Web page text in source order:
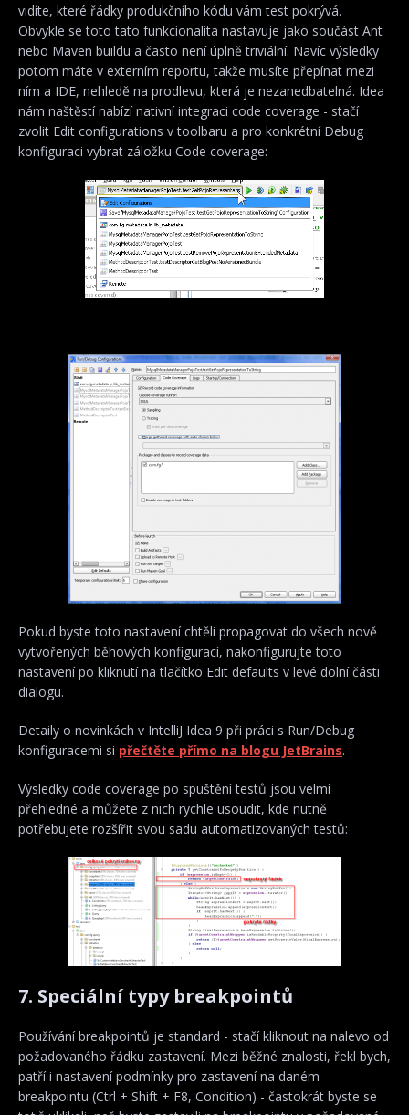
vidíte, které řádky produkčního kódu vám test pokrývá.
Obvykle se toto tato funkcionalita nastavuje jako součást Ant
nebo Maven buildu a často není úplně triviální. Navíc výsledky
potom máte v externím reportu, takže musíte přepínat mezi
ním a IDE, nehledě na prodlevu, která je nezanedbatelná. Idea
nám naštěstí nabízí nativní integraci code coverage - stačí
zvolit Edit configurations v toolbaru a pro konkrétní Debug
konfiguraci vybrat záložku Code coverage:
Pokud byste toto nastavení chtěli propagovat do všech nově
vytvořených běhových konfigurací, nakonfigurujte toto
nastavení po kliknutí na tlačítko Edit defaults v levé dolní části
dialogu.
Detaily o novinkách v IntelliJ Idea 9 při práci s Run/Debug
konfiguracemi si přečtěte přímo na blogu JetBrains.
Výsledky code coverage po spuštění testů jsou velmi
přehledné a můžete z nich rychle usoudit, kde nutně
potřebujete rozšířit svou sadu automatizovaných testů:
7. Speciální typy breakpointů
Používání breakpointů je standard - stačí kliknout na nalevo od
požadovaného řádku zastavení. Mezi běžné znalosti, řekl bych,
patří i nastavení podmínky pro zastavení na daném
breakpointu (Ctrl + Shift + F8, Condition) - častokrát byste se